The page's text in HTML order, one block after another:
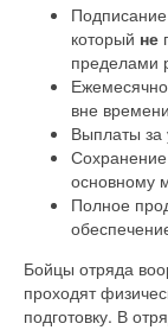
который не
пределами
вне
Выплаты за
основному
Полное
Бойцы отряда
проходят
подготовку. В